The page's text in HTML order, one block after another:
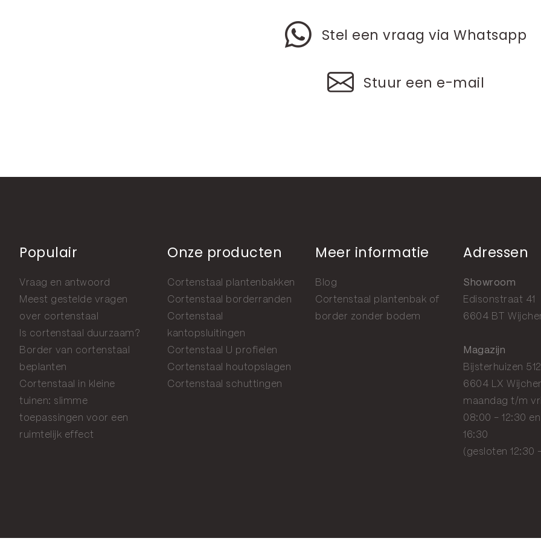
Stel een vraag via Whatsapp
Stuur een e-mail
Populair
Vraag en antwoord
Meest gestelde vragen
over cortenstaal
Is cortenstaal duurzaam?
Border van cortenstaal
beplanten
Cortenstaal in kleine
tuinen: slimme
toepassingen voor een
ruimtelijk effect
Onze producten
Cortenstaal plantenbakken
Cortenstaal borderranden
Cortenstaal
kantopsluitingen
Cortenstaal U profielen
Cortenstaal houtopslagen
Cortenstaal schuttingen
Meer informatie
Blog
Cortenstaal plantenbak of
border zonder bodem
Adressen
Showroom
Edisonstraat 41
6604 BT
Magazijn
Bijsterhuizen
6604 LX
maandag t/m
08:00 - 12:30
16:30
(gesloten 12:30